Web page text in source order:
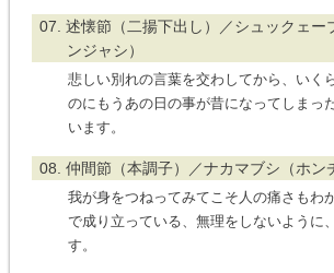
07. 述懐節（二揚下出し）／シュックェー
ンジャシ）
悲しい別れの言葉を交わしてから、いく
のにもうあの日の事が昔になってしまっ
います。
08. 仲間節（本調子）／ナカマブシ（ホン
我が身をつねってみてこそ人の痛さもわ
で成り立っている、無理をしないように
す。